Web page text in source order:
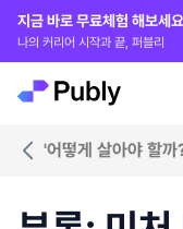
지금 바로 무료체험 해보세
나의 커리어 시작과 끝, 퍼블리
'어떻게 살아야 할